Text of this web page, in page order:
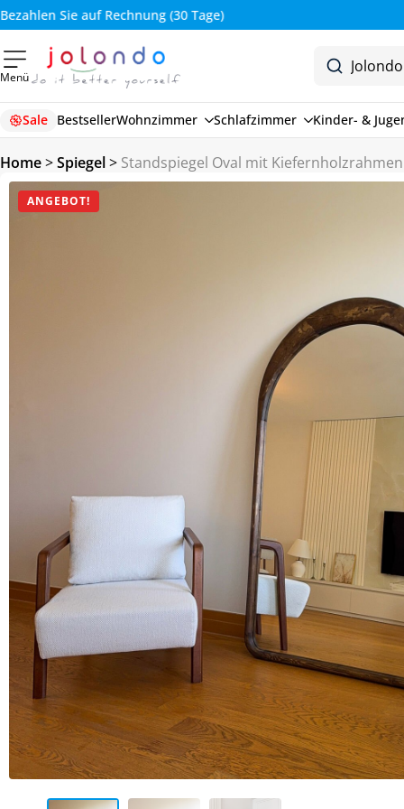
Bezahlen Sie auf Rechnung (30 Tage)
Menü
Sale BestsellerWohnzimmer Schlafzimmer Kinder- &
Home>Spiegel> Standspiegel Oval mit
ANGEBOT!